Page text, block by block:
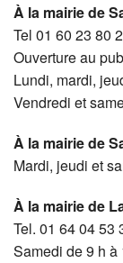
À la mairie de
Tel 01 60 23 80
Ouverture au
Lundi, mardi,
Vendredi et
À la mairie de
Mardi, jeudi et
À la mairie de
Tel. 01 64 04 53
Samedi de 9 h à